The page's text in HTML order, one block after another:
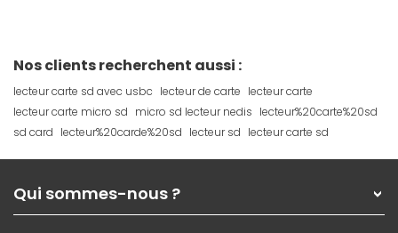
Nos clients recherchent aussi :
lecteur carte sd avec usbc lecteur de carte lecteur carte
lecteur carte micro sd micro sd lecteur nedis lecteur%20carte%20sd
sd card lecteur%20carde%20sd lecteur sd lecteur carte sd
Qui sommes-nous ?